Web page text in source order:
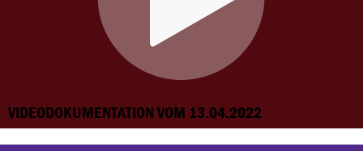
VIDEODOKUMENTATION VOM 13.04.2022